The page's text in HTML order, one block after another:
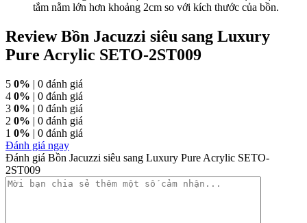
tắm nằm lớn hơn khoảng 2cm so với kích thước của bồn.
Review Bồn Jacuzzi siêu sang Luxury
Pure Acrylic SETO-2ST009
5 0% | 0 đánh giá
4 0% | 0 đánh giá
3 0% | 0 đánh giá
2 0% | 0 đánh giá
1 0% | 0 đánh giá
Đánh giá ngay
Đánh giá Bồn Jacuzzi siêu sang Luxury Pure Acrylic SETO-
2ST009